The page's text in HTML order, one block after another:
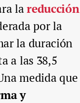
lareducción
por la
la duración
a las 38,5
medida que
y